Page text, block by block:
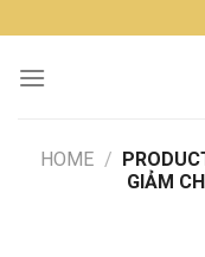
to
content
HOME /
GIẢM